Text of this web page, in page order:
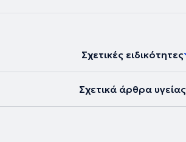
Σχετικές ειδικότητες
Σχετικά άρθρα υγείας